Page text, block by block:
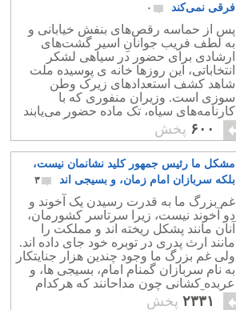
فرقی‌ نمی‌‌کند
۰
پس از حماسه رقص‌های بنفش خیابانی و
به لطف فریب جوانانِ اسیر گشت‌های
ارشادی برای حضور در سیاهی لشکر
انتخاباتی، این روز‌ها خانه ی پوسیده ملت
شاهد کشف استعداد‌های زیرک وطن
سوزی است. وزیران منفوری که با
کارنامه‌های سیاه، تک ماده حضور می‌‌یابند
تا دموکراسی با چاشنی‌ قتل و سنگسار و
قصاص تحویلمان دهند.
۶۰۰ پخش
مشکل ما رئیس جمهور کلید نشانمان نیست،
بلکه سربازان امام زمان، و بسیجی اند
۳
غم بزرگ ما به قدرت رسیدن یک آخوند و
دو آخوند نیست، زیرا سرتاسر کشورمان،
آنان مانند پشکل ریخته اند و مملکت را
مانند ارث پدری در توبره خود جای داده اند.
ولی غم بزرگ ما وجود چندین هزار جنایتکار
به نام سربازان گمنام امام، بسیجی ها، و
عربده کشانی چون مداحانند که هرکدام
صدها آدم کش در اختیار خود دارند.
۲۳۳۱ پخش